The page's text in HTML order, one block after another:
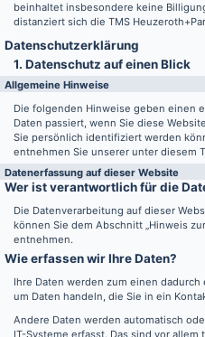
beinhaltet insbesondere keine
distanziert sich die TMS
Datenschutz­erklärung
1. Datenschutz auf einen Blick
Allgemeine Hinweise
Die folgenden Hinweise geben einen
Daten passiert, wenn Sie diese
Sie persönlich identifiziert werden
entnehmen Sie unserer unter diesem
Datenerfassung auf dieser Website
Wer ist verantwortlich für die
Die Datenverarbeitung auf dieser
können Sie dem Abschnitt „Hinweis
entnehmen.
Wie erfassen wir Ihre Daten?
Ihre Daten werden zum einen
um Daten handeln, die Sie in ein
Andere Daten werden automatisch
IT-Systeme erfasst. Das sind vor